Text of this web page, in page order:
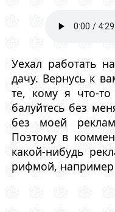
Уехал работать
дачу. Вернусь к
те, кому я что-
балуйтесь без
без моей
Поэтому в
какой-нибудь
рифмой, например